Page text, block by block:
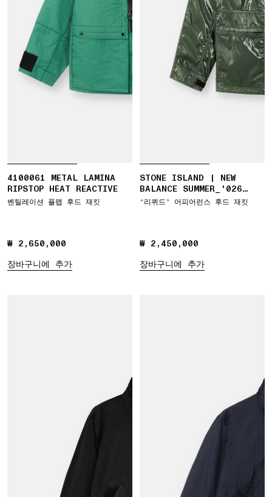
4100061 METAL LAMINA
RIPSTOP HEAT REACTIVE
벤틸레이션 플랩 후드 재킷
₩ 2,650,000
₩ 2,650,000
장바구니에 추가
STONE ISLAND | NEW
BALANCE SUMMER_'026
CAPSULE JACKET
"리퀴드” 어피어런스 후드 재킷
₩ 2,450,000
₩ 2,450,000
장바구니에 추가